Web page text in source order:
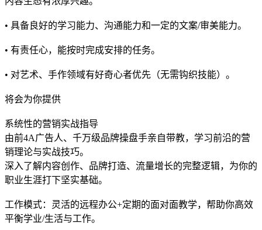
• 具备良好的学习能力、沟通能力和一定的文案/审美能力。
• 有责任心，能按时完成安排的任务。
• 对艺术、手作领域有好奇心者优先（无需钩织技能）。
将会为你提供
系统性的营销实战指导
由前4A广告人、千万级品牌操盘手亲自带教，学习前沿的营
销理论与实战技巧。
深入了解内容创作、品牌打造、流量增长的完整逻辑，为你的
职业生涯打下坚实基础。
工作模式：灵活的远程办公+定期的面对面教学，帮助你高效
平衡学业/生活与工作。